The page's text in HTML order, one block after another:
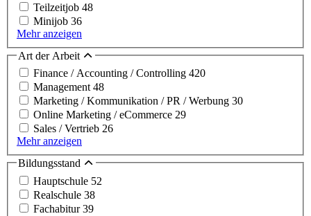
Teilzeitjob 48
Minijob 36
Mehr anzeigen
Art der Arbeit
Finance / Accounting / Controlling 420
Management48
Marketing / Kommunikation / PR / Werbung 30
Online Marketing / eCommerce 29
Sales / Vertrieb 26
Mehr anzeigen
Bildungsstand
Hauptschule 52
Realschule 38
Fachabitur39